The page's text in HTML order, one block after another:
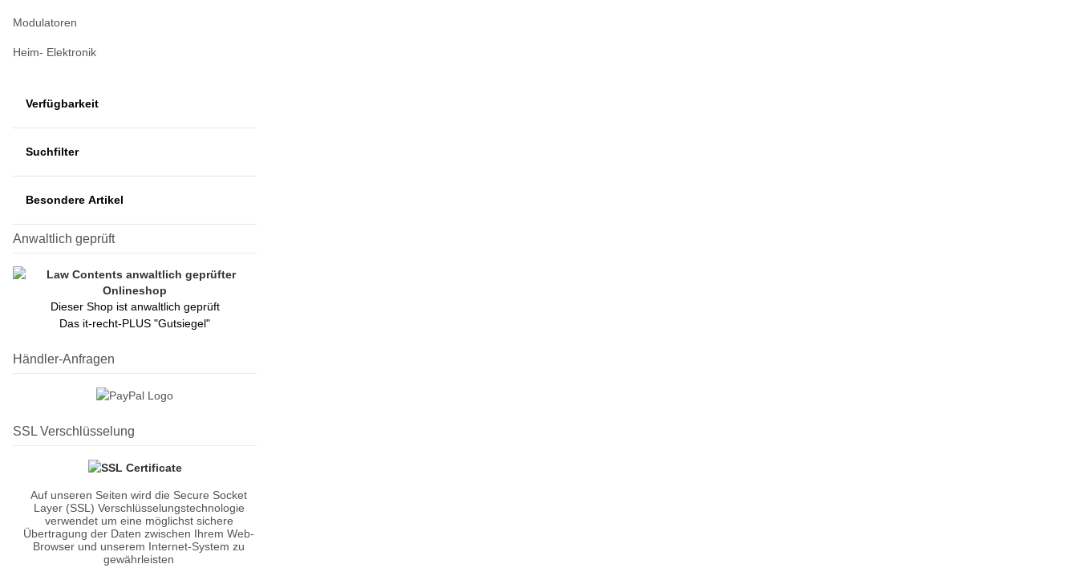
Modulatoren
Heim- Elektronik
Verfügbarkeit
Suchfilter
Besondere Artikel
Anwaltlich geprüft
Dieser Shop ist anwaltlich geprüft
Das it-recht-PLUS "Gutsiegel"
Händler-Anfragen
SSL Verschlüsselung
Auf unseren Seiten wird die Secure Socket
Layer (SSL) Verschlüsselungstechnologie
verwendet um eine möglichst sichere
Übertragung der Daten zwischen Ihrem Web-
Browser und unserem Internet-System zu
gewährleisten